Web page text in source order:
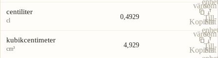
enhet
värdesom
Till-
enhet
centiliter
cl 0,4929
Kopiera
värde
Sätt
som
Till-
kubikcentimeter
cm³ 4,929
Kopiera
Sätt